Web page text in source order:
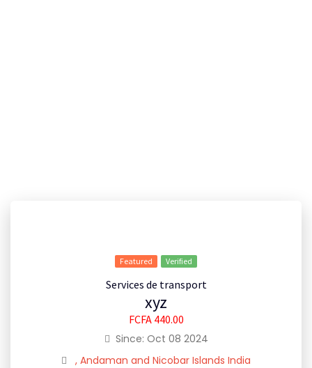
Featured Verified
Services de transport
xyz
FCFA 440.00
Since: Oct 08 2024
, Andaman and Nicobar Islands India